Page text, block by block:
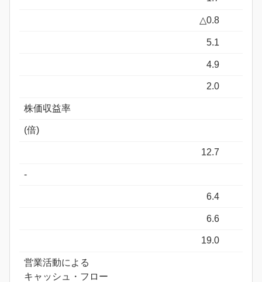
△0.8
5.1
4.9
2.0
株価収益率
(倍)
12.7
-
6.4
6.6
19.0
営業活動による
キャッシュ・フロー